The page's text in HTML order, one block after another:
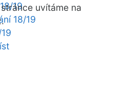
19
18/19
uvítáme na